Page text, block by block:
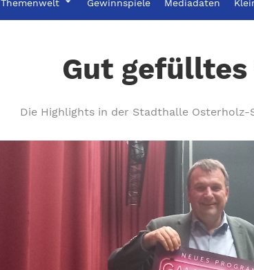
Themenwelt Gewinnspiele Mediadaten
Gut
Die Highlights in der Stadthalle